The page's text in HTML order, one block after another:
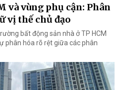
và vùng phụ cận: Phân
vị thế chủ đạo
bất động sản nhà ở TP HCM
phân hóa rõ rệt giữa các phân